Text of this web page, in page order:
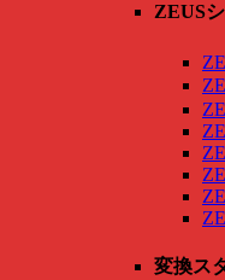
ZEUS
変換ス